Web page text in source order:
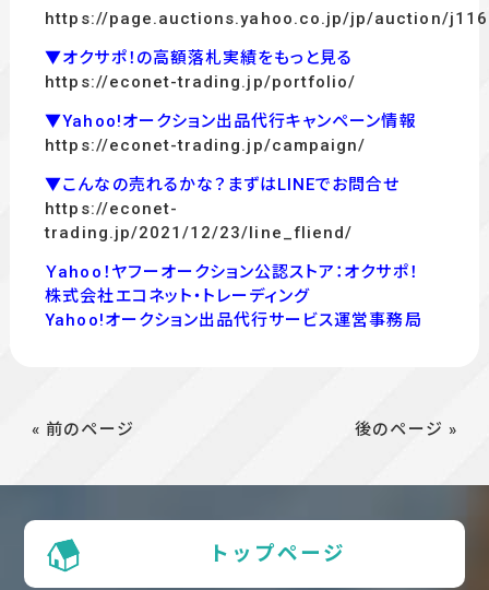
https://page.auctions.yahoo.co.jp/jp/auction/
▼オクサポ！の高額落札実績をもっと見る
https://econet-trading.jp/portfolio/
▼Yahoo!オークション出品代行キャンペーン情報
https://econet-trading.jp/campaign/
▼こんなの売れるかな？まずはLINEでお問合せ
https://econet-
trading.jp/2021/12/23/line_fliend/
Ｙahoo！ヤフーオークション公認ストア：オクサポ！
株式会社エコネット・トレーディング
Yahoo!オークション出品代行サービス運営事務局
« 前のページ 後のページ »
トップページ